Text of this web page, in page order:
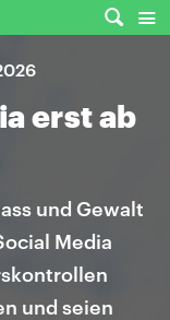
erst ab
und Gewalt
Media
und seien